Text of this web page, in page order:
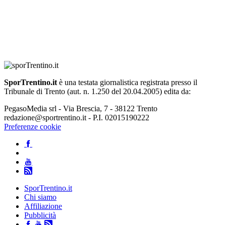
SporTrentino.it è una testata giornalistica registrata presso il
Tribunale di Trento (aut. n. 1.250 del 20.04.2005) edita da:
PegasoMedia srl - Via Brescia, 7 - 38122 Trento
redazione@sportrentino.it - P.I. 02015190222
Preferenze cookie
SporTrentino.it
Chi siamo
Affiliazione
Pubblicità